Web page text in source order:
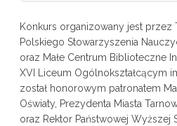
Konkurs organizowany jest przez
Polskiego Stowarzyszenia
oraz Małe Centrum Biblioteczne
XVI Liceum Ogólnokształcącym
został honorowym patronatem
Oświaty, Prezydenta Miasta
oraz Rektor Państwowej Wyższej